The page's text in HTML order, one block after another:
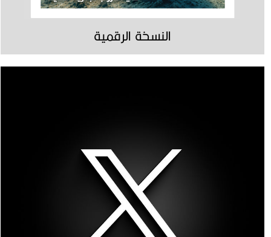
النسخة الرقمية